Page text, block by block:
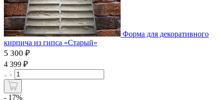
Форма для декоративного
кирпича из гипса «Старый»
5 300 ₽
4 399 ₽
- 17%